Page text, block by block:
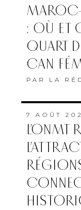
: OÙ ET
QUART
CAN
PAR LA
7 AOÛT
L’ONMT